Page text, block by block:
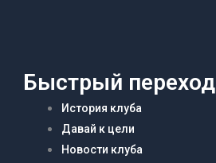
Быстрый переход
История клуба
Давай к цели
Новости клуба